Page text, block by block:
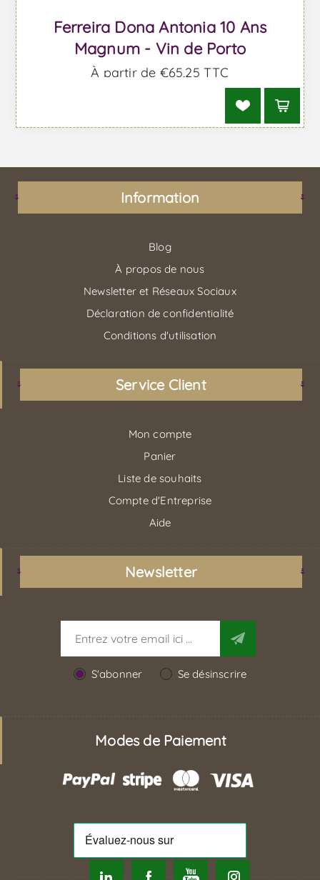
Ferreira Dona Antonia 10 Ans
Magnum - Vin de Porto
À partir de €65,25 TTC
Information
Blog
À propos de nous
Newsletter et Réseaux Sociaux
Déclaration de confidentialité
Conditions d'utilisation
Service Client
Mon compte
Panier
Liste de souhaits
Compte d'Entreprise
Aide
Newsletter
S'abonner Se désinscrire
Modes de Paiement